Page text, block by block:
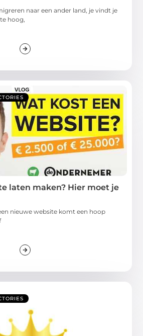
naar een ander land, je vindt je
hoog,
laten maken? Hier moet je
nieuwe website komt een hoop